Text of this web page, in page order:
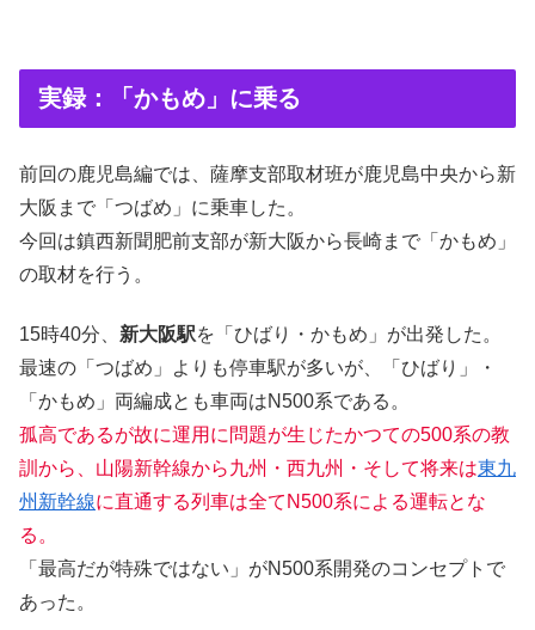
実録：「かもめ」に乗る
前回の鹿児島編では、薩摩支部取材班が鹿児島中央から新
大阪まで「つばめ」に乗車した。
今回は鎮西新聞肥前支部が新大阪から長崎まで「かもめ」
の取材を行う。
15時40分、 新大阪駅を「ひばり・かもめ」が出発した。
最速の「つばめ」よりも停車駅が多いが、「ひばり」・
「かもめ」両編成とも車両はN500系である。
孤高であるが故に運用に問題が生じたかつての500系の教
訓から、山陽新幹線から九州・西九州・そして将来は東九
州新幹線に直通する列車は全てN500系による運転とな
る。
「最高だが特殊ではない」がN500系開発のコンセプトで
あった。